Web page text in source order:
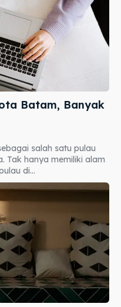
Batam, Banyak
salah satu pulau
Tak hanya memiliki alam
di...